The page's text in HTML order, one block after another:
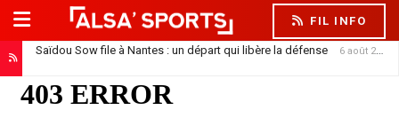
FIL INFO
Saïdou Sow file à Nantes : un départ qui libère la défense 6 août 2026